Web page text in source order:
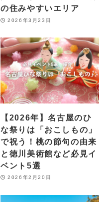
名古屋の家賃相場は？一
人暮らし・ファミリー別
2026年3月23日
【2026年】名古屋のひ
な祭りは「おこしもの」
で祝う！桃の節句の由来
と徳川美術館など必見イ
2026年2月20日